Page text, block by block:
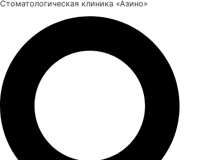
Стоматологическая клиника «Азино»